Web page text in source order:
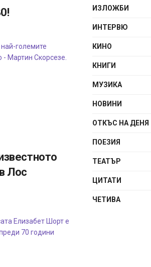
големите
- Мартин Скорсезе.
Лос
Елизабет Шорт е
70 години
ИЗЛОЖБИ
ИНТЕРВЮ
КИНО
КНИГИ
МУЗИКА
НОВИНИ
ОТКЪС НА ДЕНЯ
ПОЕЗИЯ
ТЕАТЪР
ЦИТАТИ
ЧЕТИВА